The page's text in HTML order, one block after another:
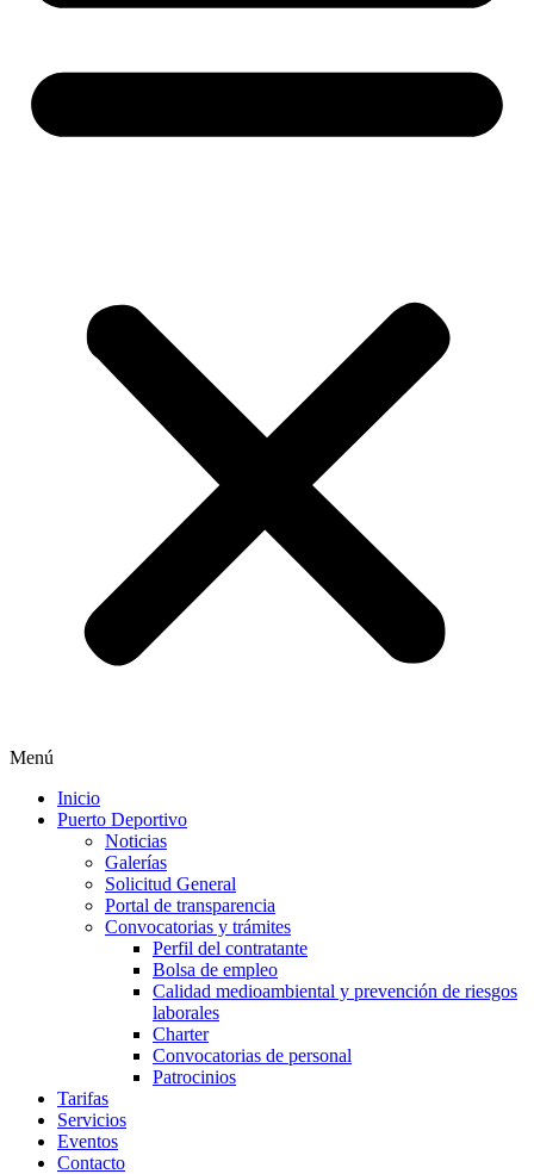
Menú
Inicio
Puerto Deportivo
Noticias
Galerías
Solicitud General
Portal de transparencia
Convocatorias y trámites
Perfil del contratante
Bolsa de empleo
Calidad medioambiental y prevención de riesgos
laborales
Charter
Convocatorias de personal
Patrocinios
Tarifas
Servicios
Eventos
Contacto